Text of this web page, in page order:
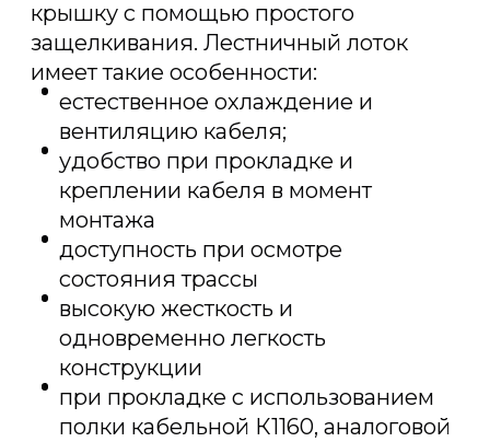
крышку с помощью простого
защелкивания. Лестничный лоток
имеет такие особенности:
естественное охлаждение и
вентиляцию кабеля;
удобство при прокладке и
креплении кабеля в момент
монтажа
доступность при осмотре
состояния трассы
высокую жесткость и
одновременно легкость
конструкции
при прокладке с использованием
полки кабельной К1160, аналоговой